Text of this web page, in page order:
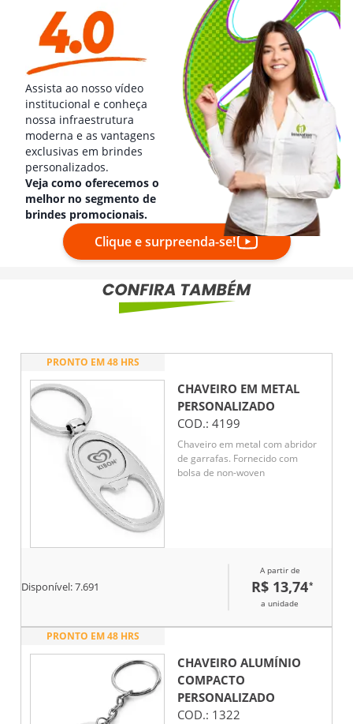
Assista ao nosso vídeo
institucional e conheça
nossa infraestrutura
moderna e as vantagens
exclusivas em brindes
personalizados.
Veja como oferecemos o
melhor no segmento de
brindes promocionais.
Clique e surpreenda-se!
PRONTO EM 48 HRS
CHAVEIRO EM METAL
PERSONALIZADO
COD.: 4199
Chaveiro em metal com abridor
de garrafas. Fornecido com
bolsa de non-woven
Disponível:7.691
A partir de
R$ 13,74*
a unidade
PRONTO EM 48 HRS
CHAVEIRO ALUMÍNIO
COMPACTO
PERSONALIZADO
COD.: 1322